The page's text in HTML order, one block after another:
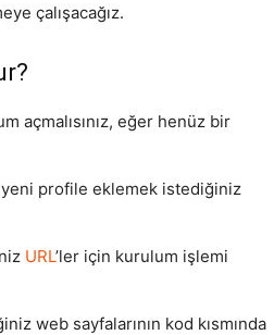
çalışacağız.
açmalısınız, eğer henüz bir
yeni profile eklemek istediğiniz
URL’ler için kurulum işlemi
web sayfalarının kod kısmında